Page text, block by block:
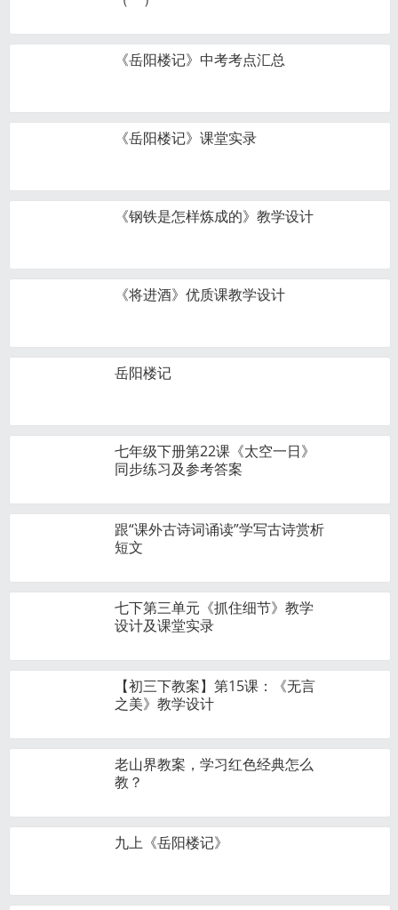
《岳阳楼记》中考考点汇总
《岳阳楼记》课堂实录
《钢铁是怎样炼成的》教学设计
《将进酒》优质课教学设计
岳阳楼记
七年级下册第22课《太空一日》
同步练习及参考答案
跟“课外古诗词诵读”学写古诗赏析
短文
七下第三单元《抓住细节》教学
设计及课堂实录
【初三下教案】第15课：《无言
之美》教学设计
老山界教案，学习红色经典怎么
教？
九上《岳阳楼记》